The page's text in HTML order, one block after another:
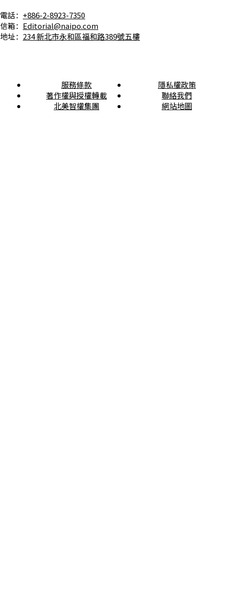
電話： +886-2-8923-7350
信箱： Editorial@naipo.com
地址： 234 新北市永和區福和路389號五樓
服務條款
隱私權政策
著作權與授權轉載
聯絡我們
北美智權集團
網站地圖